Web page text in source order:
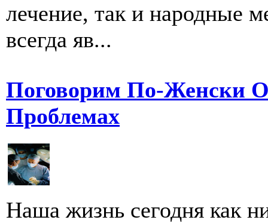
лечение, так и народные
всегда яв...
Поговорим По-Женски
Проблемах
Наша жизнь сегодня как